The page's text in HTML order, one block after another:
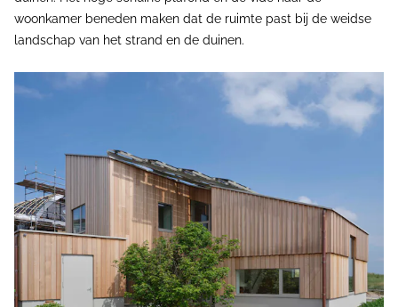
woonkamer beneden maken dat de ruimte past bij de weidse
landschap van het strand en de duinen.